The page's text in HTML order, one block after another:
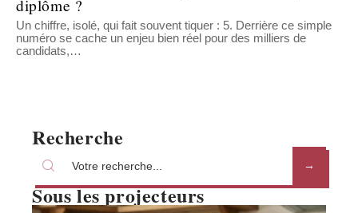
diplôme ?
Un chiffre, isolé, qui fait souvent tiquer : 5. Derrière ce simple
numéro se cache un enjeu bien réel pour des milliers de
candidats,…
Recherche
Sous les projecteurs